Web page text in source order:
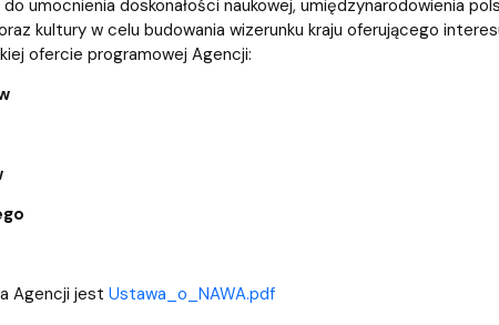
umocnienia doskonałości naukowej, umiędzynarodowienia
kultury w celu budowania wizerunku kraju oferującego
ofercie programowej Agencji:
Agencji jest Ustawa_o_NAWA.pdf